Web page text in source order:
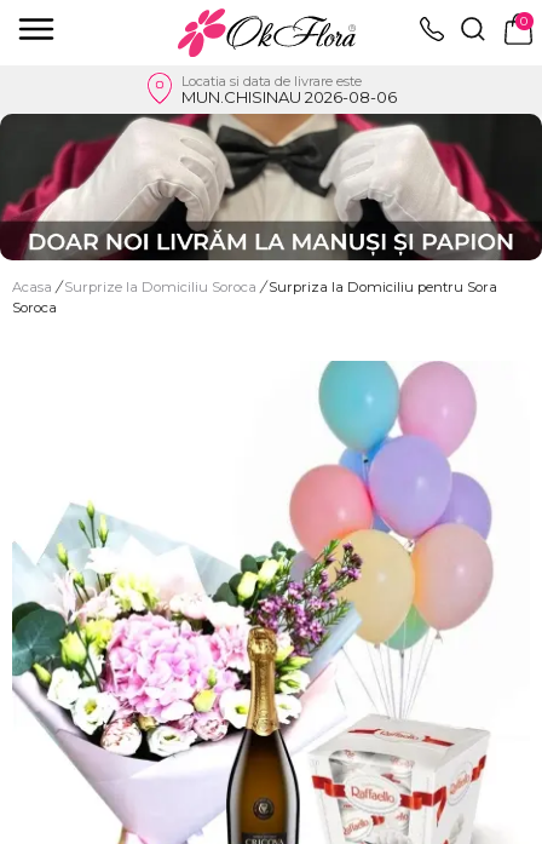
0
Locatia si data de livrare este
MUN.CHISINAU 2026-08-06
Acasa / Surprize la Domiciliu Soroca / Surpriza la Domiciliu pentru Sora
Soroca